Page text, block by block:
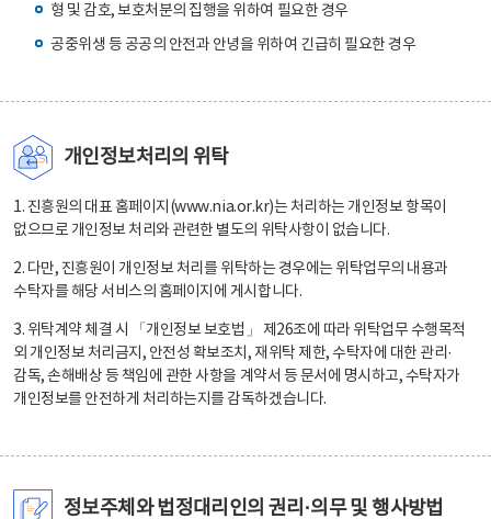
형 및 감호, 보호처분의 집행을 위하여 필요한 경우
공중위생 등 공공의 안전과 안녕을 위하여 긴급히 필요한 경우
개인정보처리의 위탁
1. 진흥원의 대표 홈페이지(www.nia.or.kr)는 처리하는 개인정보 항목이
없으므로 개인정보 처리와 관련한 별도의 위탁사항이 없습니다.
2. 다만, 진흥원이 개인정보 처리를 위탁하는 경우에는 위탁업무의 내용과
수탁자를 해당 서비스의 홈페이지에 게시합니다.
3. 위탁계약 체결 시 「개인정보 보호법」 제26조에 따라 위탁업무 수행목적
외 개인정보 처리금지, 안전성 확보조치, 재위탁 제한, 수탁자에 대한 관리·
감독, 손해배상 등 책임에 관한 사항을 계약서 등 문서에 명시하고, 수탁자가
개인정보를 안전하게 처리하는지를 감독하겠습니다.
정보주체와 법정대리인의 권리·의무 및 행사방법